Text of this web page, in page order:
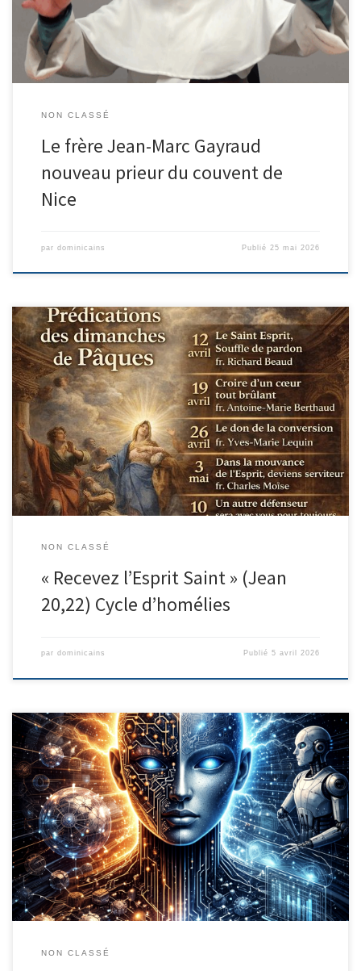
evangelique/
NON CLASSÉ
Le frère Jean-Marc Gayraud
nouveau prieur du couvent de
Nice
par dominicains Publié 25 mai 2026
Pour se préparer à la Pentecôte, les dominicains de Nice
proposent un cycle de prédications, les dimanches de Pâques, à
la messe. Ce parcours est une préparation à « l’effusion de
l’Esprit » de la fête de la Pentecôte. Il a comme thème « Recevez
l’Esprit Saint » (Jean 20,22). Le Saint Esprit, Souffle […]
NON CLASSÉ
« Recevez l’Esprit Saint » (Jean
20,22) Cycle d’homélies
par dominicains Publié5 avril 2026
CONFÉRENCE Les défis que représente l’intelligence artificielle
avec le frère Ghislain-Marie Grange Salle Saint Dominique, de
17h30 à 19h00 (L’entrée de cette salle est en face de l’opéra, voir
ici pour plus de détails)
NON CLASSÉ